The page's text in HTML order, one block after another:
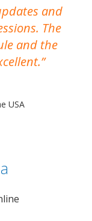
and
The
and the
USA